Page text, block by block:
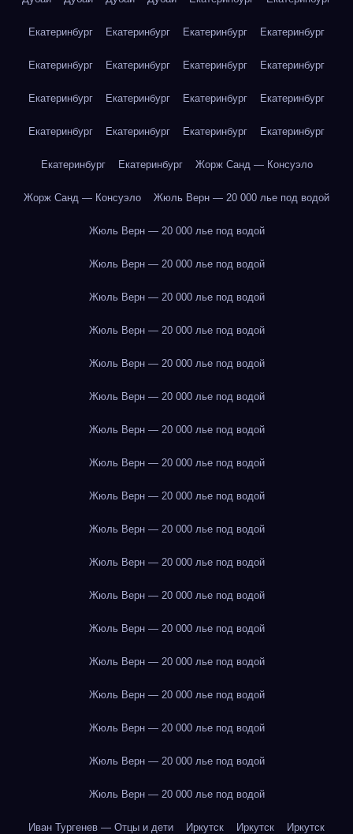
Екатеринбург Екатеринбург Екатеринбург Екатеринбург
Екатеринбург Екатеринбург Екатеринбург Екатеринбург
Екатеринбург Екатеринбург Екатеринбург Екатеринбург
Екатеринбург Екатеринбург Екатеринбург Екатеринбург
Екатеринбург Екатеринбург Жорж Санд — Консуэло
Жорж Санд — Консуэло Жюль Верн — 20 000 лье под водой
Жюль Верн — 20 000 лье под водой
Жюль Верн — 20 000 лье под водой
Жюль Верн — 20 000 лье под водой
Жюль Верн — 20 000 лье под водой
Жюль Верн — 20 000 лье под водой
Жюль Верн — 20 000 лье под водой
Жюль Верн — 20 000 лье под водой
Жюль Верн — 20 000 лье под водой
Жюль Верн — 20 000 лье под водой
Жюль Верн — 20 000 лье под водой
Жюль Верн — 20 000 лье под водой
Жюль Верн — 20 000 лье под водой
Жюль Верн — 20 000 лье под водой
Жюль Верн — 20 000 лье под водой
Жюль Верн — 20 000 лье под водой
Жюль Верн — 20 000 лье под водой
Жюль Верн — 20 000 лье под водой
Жюль Верн — 20 000 лье под водой
Иван Тургенев — Отцы и дети Иркутск Иркутск Иркутск